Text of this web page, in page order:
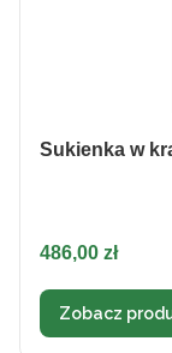
Sukienka w
Cena
486,00 zł
Zobacz